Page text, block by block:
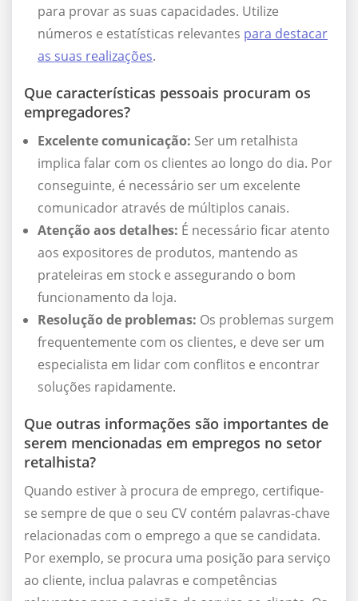
para provar as suas capacidades. Utilize
números e estatísticas relevantes para destacar
as suas realizações.
Que características pessoais procuram os
empregadores?
Excelente comunicação: Ser um retalhista
implica falar com os clientes ao longo do dia. Por
conseguinte, é necessário ser um excelente
comunicador através de múltiplos canais.
Atenção aos detalhes: É necessário ficar atento
aos expositores de produtos, mantendo as
prateleiras em stock e assegurando o bom
funcionamento da loja.
Resolução de problemas: Os problemas surgem
frequentemente com os clientes, e deve ser um
especialista em lidar com conflitos e encontrar
soluções rapidamente.
Que outras informações são importantes de
serem mencionadas em empregos no setor
retalhista?
Quando estiver à procura de emprego, certifique-
se sempre de que o seu CV contém palavras-chave
relacionadas com o emprego a que se candidata.
Por exemplo, se procura uma posição para serviço
ao cliente, inclua palavras e competências